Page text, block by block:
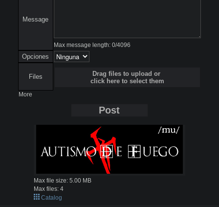
Message
Max message length: 0/4096
Opciones
Files
Drag files to upload or
click here to select them
More
Post
Max file size: 5.00 MB
Max files: 4
Catalog